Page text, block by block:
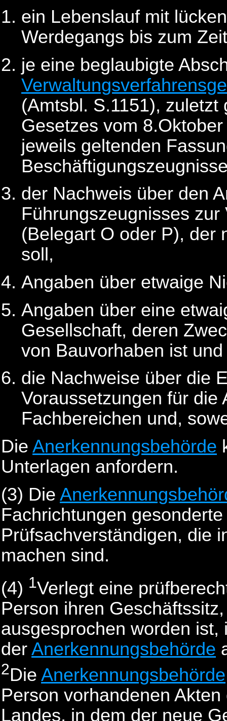
ein Lebenslauf mit
Werdegangs bis zum
je eine beglaubigte
(Amtsbl. S.1151),
Gesetzes vom
jeweils geltenden
der Nachweis über den
Führungszeugnisses
(Belegart O oder P), der
soll,
Angaben über etwaige
Angaben über eine
Gesellschaft, deren
von Bauvorhaben ist und
die Nachweise über die
Voraussetzungen für die
Fachbereichen und,
Die Anerkennungsbehörde
Unterlagen anfordern.
(3) Die
Fachrichtungen
Prüfsachverständigen, die
machen sind.
(4) 1Verlegt eine
Person ihren
ausgesprochen worden
der Anerkennungsbehörde
2Die Anerkennungsbehörde
Person vorhandenen
Landes, in dem der neue